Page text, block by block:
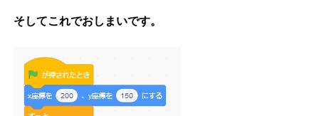
そしてこれでおしまいです。